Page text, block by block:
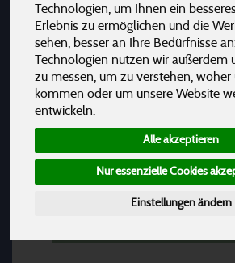
Technologien, um Ihnen ein
Erlebnis zu ermöglichen und die
sehen, besser an Ihre Bedürfnisse
Technologien nutzen wir außerdem
zu messen, um zu verstehen, woher
kommen oder um unsere Website
entwickeln.
Alle akzeptieren
Nur essenzielle Cookies
Einstellungen ändern